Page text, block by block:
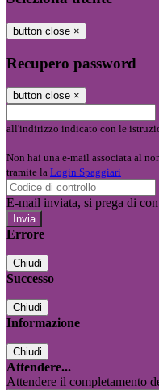
button close ×
Recupero password
button close ×
all'indirizzo indicato con le
Non hai una e-mail associata al
tramite la Login Spaggiari
E-mail inviata, si prega di
Errore
Chiudi
Successo
Chiudi
Informazione
Chiudi
Attendere...
Attendere il completamento